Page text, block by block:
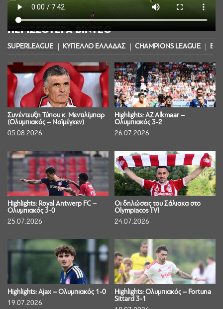
ΠΕΡΙΣΣΟΤΕΡΑ ΒΙΝΤΕΟ
SUPERLEAGUE ΚΥΠΕΛΛΟ ΕΛΛΑΔΑΣ CHAMPIONS LEAGUE
Συνέντευξη Τύπου κ. Μεντιλίμπαρ
(Ολυμπιακός – Ναϊμέγκεν)
05.08.2026
Highlights: AZ Alkmaar –
Ολυμπιακός 3-2
26.07.2026
Highlights: Royal Antwerp FC –
Ολυμπιακός 3-0
25.07.2026
Οι δηλώσεις του Σάλιακα στο
Olympiacos TV!
24.07.2026
Highlights: Ajax – Ολυμπιακός 1-0
19.07.2026
Highlights: Ολυμπιακός – Fortuna
Sittard 3-1